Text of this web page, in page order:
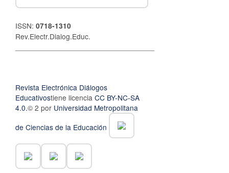
ISSN: 0718-1310
Rev.Electr.Dialog.Educ.
Revista Electrónica Diálogos
Educativostiene licencia CC BY-NC-SA
4.0.© 2 por Universidad Metropolitana
de Ciencias de la Educación